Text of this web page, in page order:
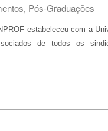
Pós-Graduações
estabeleceu com a
de todos os